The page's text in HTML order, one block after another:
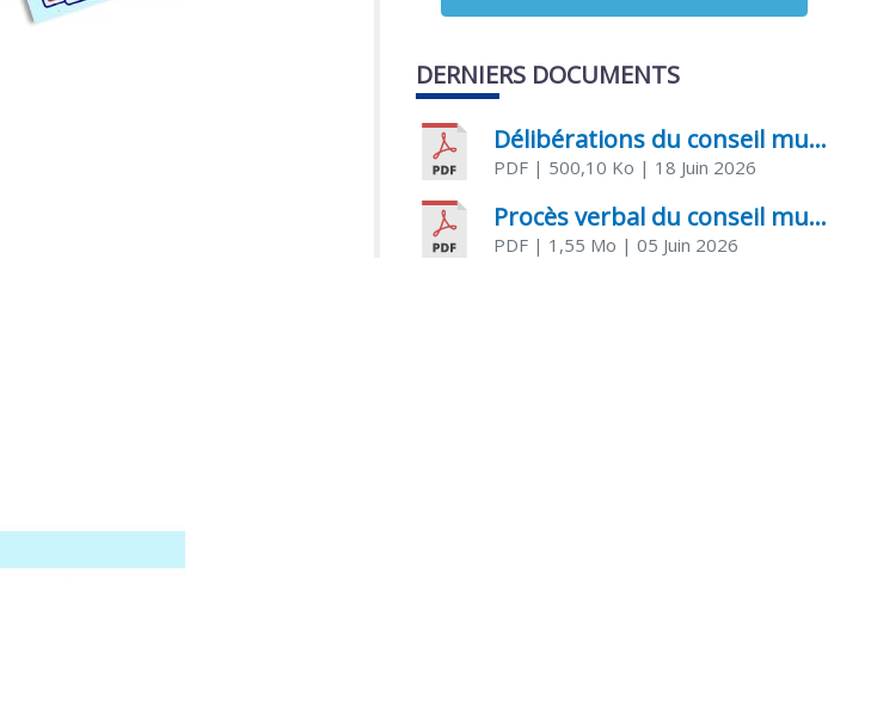
DERNIERS DOCUMENTS
Délibérations du conseil municipal du 18 juin 2026
PDF | 500,10 Ko | 18 Juin 2026
Procès verbal du conseil municipal du 05 juin 2026
PDF | 1,55 Mo | 05 Juin 2026